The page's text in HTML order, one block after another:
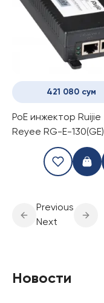
421 080 сум
PoE инжектор Ruijie
Reyee RG-E-130(GE)
Previous
Next
Новости